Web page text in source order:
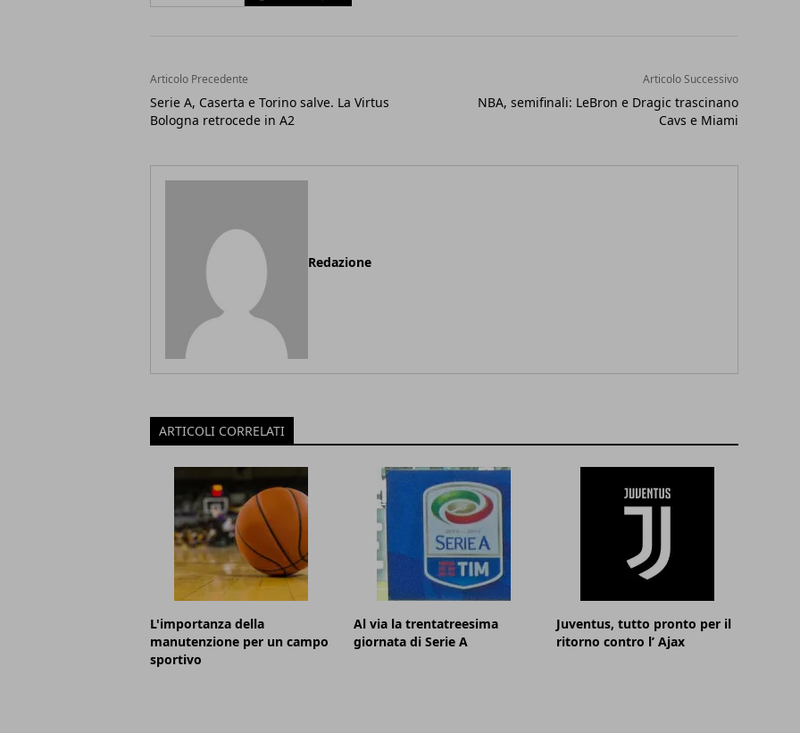
Articolo Precedente
Serie A, Caserta e Torino salve. La Virtus
Bologna retrocede in A2
Articolo Successivo
NBA, semifinali: LeBron e Dragic trascinano
Cavs e Miami
Redazione
ARTICOLI CORRELATI
L'importanza della
manutenzione per un campo
sportivo
Al via la trentatreesima
giornata di Serie A
Juventus, tutto pronto per il
ritorno contro l’ Ajax